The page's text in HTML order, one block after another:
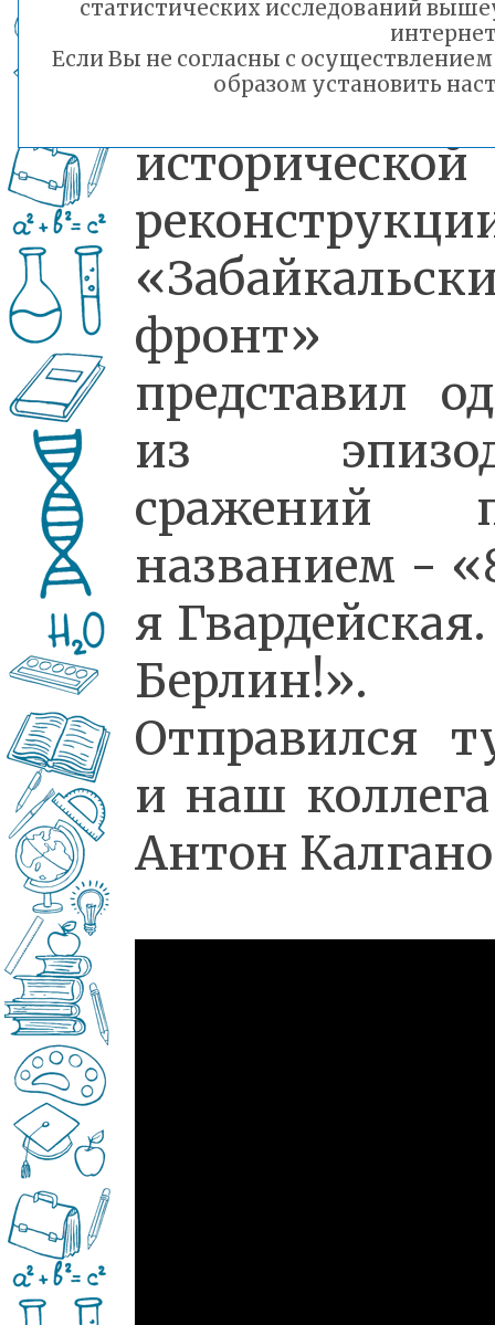
И сегодня
военно-
исторической
фронт»
представил
из
сражений
названием -
я
Берлин!».
Отправился
и наш
Антон
статистических исследований
Если Вы не согласны с
образом установить